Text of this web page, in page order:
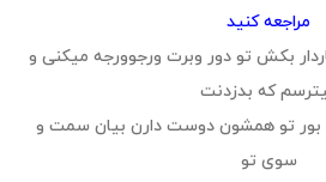
مراجعه کنید
بکش تو دور وبرت ورجوورجه میکنی و
که بدزدنت
بور تو همشون دوست دارن بیان سمت و
سوی تو